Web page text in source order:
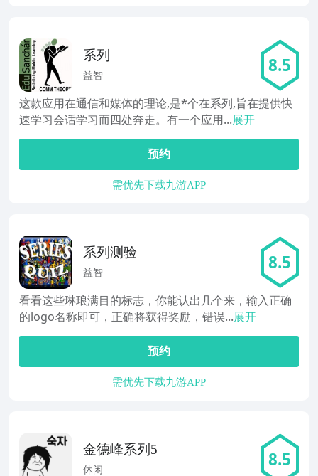
系列
益智 8.5
这款应用在通信和媒体的理论,是*个在系列,旨在提供快
速学习会话学习而四处奔走。有一个应用...展开
预约
需优先下载九游APP
系列测验
益智 8.5
看看这些琳琅满目的标志，你能认出几个来，输入正确
的logo名称即可，正确将获得奖励，错误...展开
预约
需优先下载九游APP
金德峰系列5
休闲 8.5